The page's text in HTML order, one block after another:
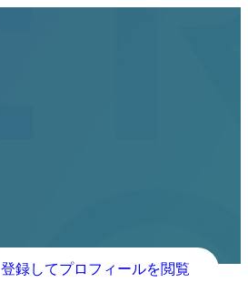
登録してプロフィールを閲覧